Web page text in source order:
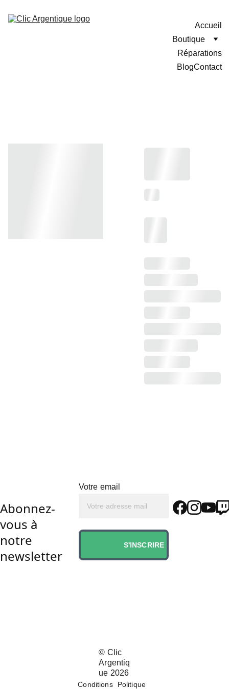
Accueil
Boutique
Réparations
BlogContact
Abonnez-
vous à
notre
newsletter
Votre email
S'INSCRIRE
Conditions Politique
© Clic
Argentiq
ue 2026